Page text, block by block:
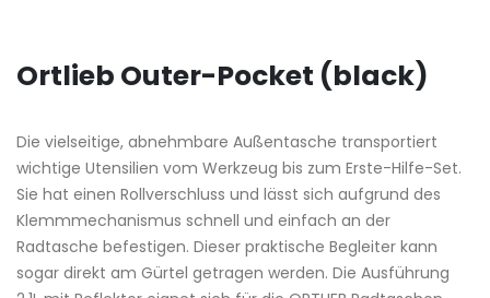
Ortlieb Outer-Pocket (black)
Die vielseitige, abnehmbare Außentasche transportiert
wichtige Utensilien vom Werkzeug bis zum Erste-Hilfe-Set.
Sie hat einen Rollverschluss und lässt sich aufgrund des
Klemmmechanismus schnell und einfach an der
Radtasche befestigen. Dieser praktische Begleiter kann
sogar direkt am Gürtel getragen werden. Die Ausführung